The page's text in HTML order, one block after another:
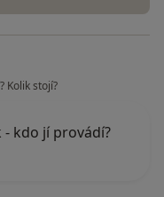
Kolik stojí?
kdo jí provádí?